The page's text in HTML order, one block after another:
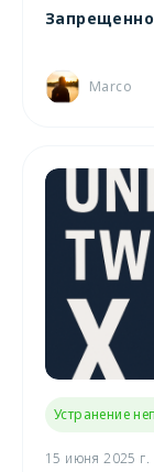
Marco
Устранение
15 июня 2025 г.